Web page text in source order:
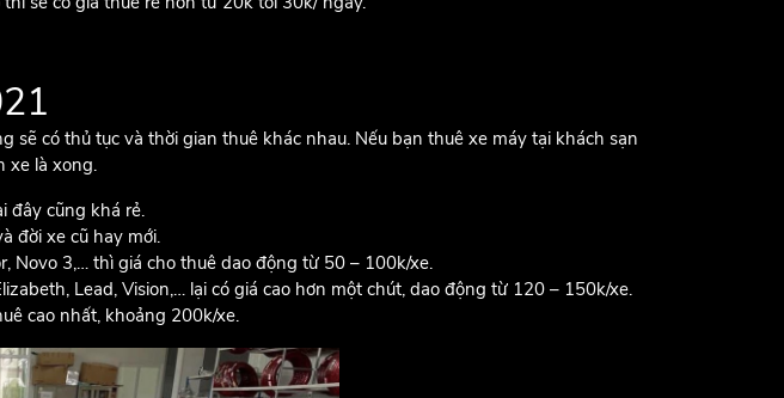
có thủ tục và thời gian thuê khác nhau. Nếu bạn thuê xe máy tại khách sạn
xe là xong.
đây cũng khá rẻ.
đời xe cũ hay mới.
Novo 3,… thì giá cho thuê dao động từ 50 – 100k/xe.
Lead, Vision,… lại có giá cao hơn một chút, dao động từ 120 – 150k/xe.
cao nhất, khoảng 200k/xe.